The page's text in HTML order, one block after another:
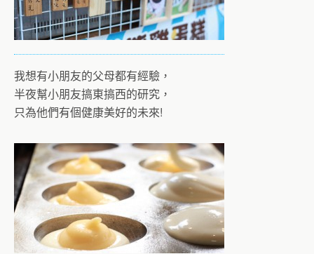
我想有小朋友的父母都有經驗，
半夜幫小朋友搞東搞西的研究，
只為他們有個健康美好的未來!